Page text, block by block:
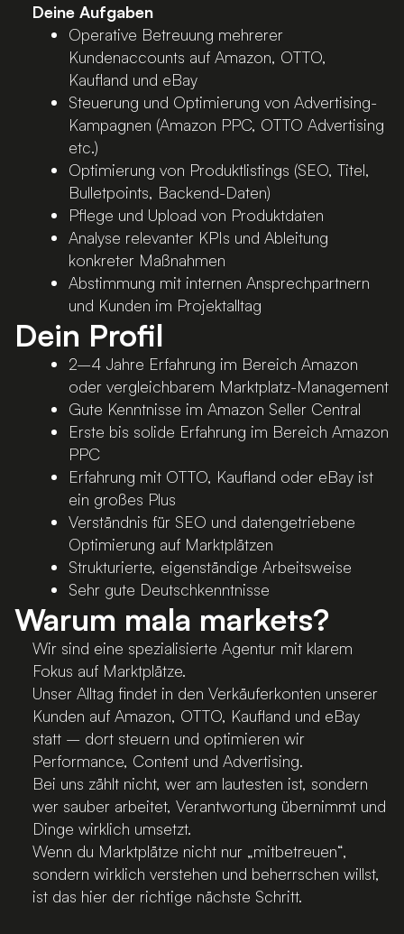
Deine Aufgaben
Operative Betreuung mehrerer
Kundenaccounts auf Amazon, OTTO,
Kaufland und eBay
Steuerung und Optimierung von Advertising-
Kampagnen (Amazon PPC, OTTO Advertising
etc.)
Optimierung von Produktlistings (SEO, Titel,
Bulletpoints, Backend-Daten)
Pflege und Upload von Produktdaten
Analyse relevanter KPIs und Ableitung
konkreter Maßnahmen
Abstimmung mit internen Ansprechpartnern
und Kunden im Projektalltag
Dein Profil
2–4 Jahre Erfahrung im Bereich Amazon
oder vergleichbarem Marktplatz-Management
Gute Kenntnisse im Amazon Seller Central
Erste bis solide Erfahrung im Bereich Amazon
PPC
Erfahrung mit OTTO, Kaufland oder eBay ist
ein großes Plus
Verständnis für SEO und datengetriebene
Optimierung auf Marktplätzen
Strukturierte, eigenständige Arbeitsweise
Sehr gute Deutschkenntnisse
Warum mala markets?
Wir sind eine spezialisierte Agentur mit klarem
Fokus auf Marktplätze.
Unser Alltag findet in den Verkäuferkonten unserer
Kunden auf Amazon, OTTO, Kaufland und eBay
statt – dort steuern und optimieren wir
Performance, Content und Advertising.
Bei uns zählt nicht, wer am lautesten ist, sondern
wer sauber arbeitet, Verantwortung übernimmt und
Dinge wirklich umsetzt.
Wenn du Marktplätze nicht nur „mitbetreuen“,
sondern wirklich verstehen und beherrschen willst,
ist das hier der richtige nächste Schritt.